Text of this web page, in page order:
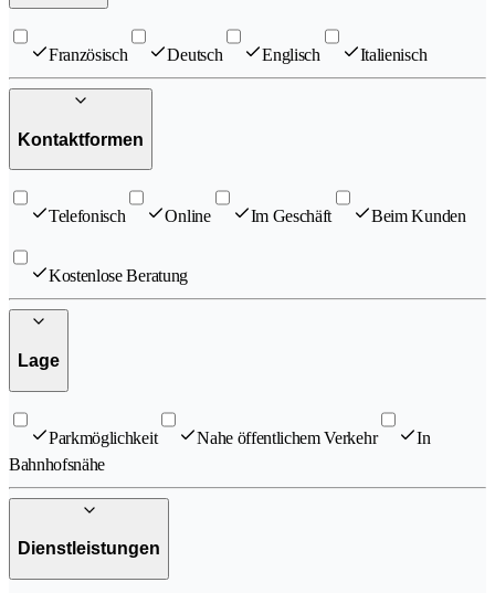
Französisch Deutsch Englisch Italienisch
Kontaktformen
Telefonisch Online Im Geschäft Beim Kunden
Kostenlose Beratung
Lage
Parkmöglichkeit Nahe öffentlichem Verkehr
In
Bahnhofsnähe
Dienstleistungen